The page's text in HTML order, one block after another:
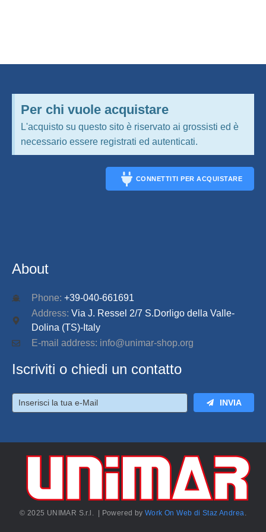
Per chi vuole acquistare
L'acquisto su questo sito è riservato ai grossisti ed è
necessario essere registrati ed autenticati.
CONNETTITI PER ACQUISTARE
About
Phone: +39-040-661691
Address: Via J. Ressel 2/7 S.Dorligo della Valle-
Dolina (TS)-Italy
E-mail address: info@unimar-shop.org
Iscriviti o chiedi un contatto
INVIA
© 2025 UNIMAR S.r.l. | Powered byWork On Web di Staz Andrea.